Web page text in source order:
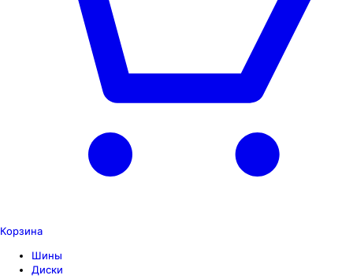
Корзина
Шины
Диски